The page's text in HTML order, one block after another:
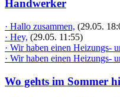
Handwerker
· Hallo zusammen, (29.05.
· Hey, (29.05. 11:55)
· Wir haben einen Heizungs-
· Wir haben einen Heizungs-
Wo gehts im Sommer